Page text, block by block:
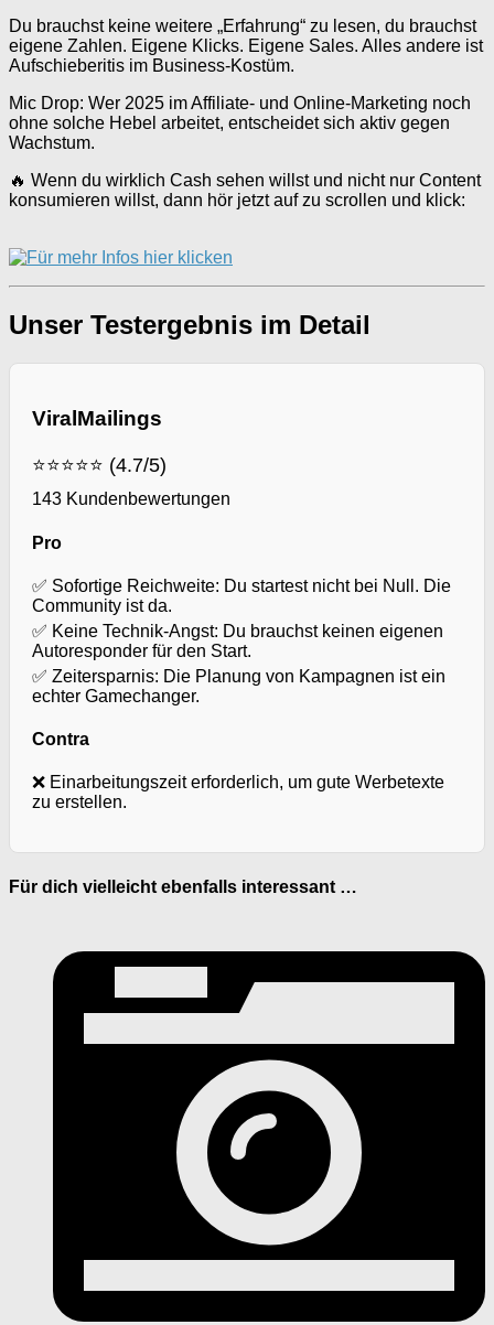
Du brauchst keine weitere „Erfahrung“ zu lesen, du brauchst
eigene Zahlen. Eigene Klicks. Eigene Sales. Alles andere ist
Aufschieberitis im Business-Kostüm.
Mic Drop: Wer 2025 im Affiliate- und Online-Marketing noch
ohne solche Hebel arbeitet, entscheidet sich aktiv gegen
Wachstum.
🔥 Wenn du wirklich Cash sehen willst und nicht nur Content
konsumieren willst, dann hör jetzt auf zu scrollen und klick:
Unser Testergebnis im Detail
ViralMailings
⭐⭐⭐⭐⭐ (4.7/5)
143 Kundenbewertungen
Pro
✅ Sofortige Reichweite: Du startest nicht bei Null. Die
Community ist da.
✅ Keine Technik-Angst: Du brauchst keinen eigenen
Autoresponder für den Start.
✅ Zeitersparnis: Die Planung von Kampagnen ist ein
echter Gamechanger.
Contra
❌ Einarbeitungszeit erforderlich, um gute Werbetexte
zu erstellen.
Für dich vielleicht ebenfalls interessant …